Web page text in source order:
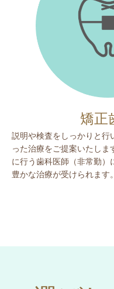
矯正
説明や検査をしっかりと行
った治療をご提案いたしま
に行う歯科医師（非常勤）
豊かな治療が受けられます。